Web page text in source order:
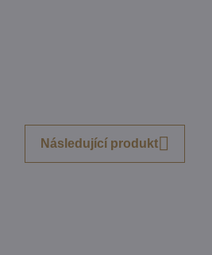
Následující produkt